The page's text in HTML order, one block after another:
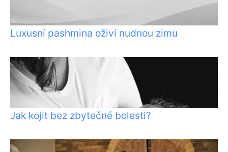
Luxusní pashmina oživí nudnou zimu
Jak kojit bez zbytečné bolesti?